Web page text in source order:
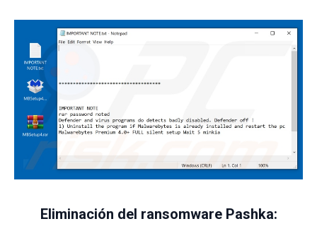
Eliminación del ransomware Pashka: